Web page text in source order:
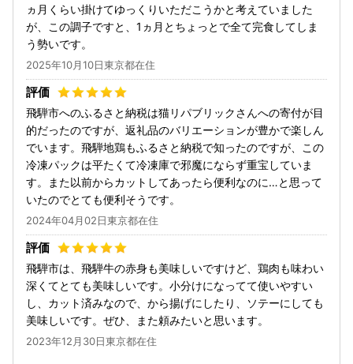
ヵ月くらい掛けてゆっくりいただこうかと考えていました
が、この調子ですと、1ヵ月とちょっとで全て完食してしま
う勢いです。
2025年10月10日東京都在住
飛騨市へのふるさと納税は猫リパブリックさんへの寄付が目
的だったのですが、返礼品のバリエーションが豊かで楽しん
でいます。飛騨地鶏もふるさと納税で知ったのですが、この
冷凍パックは平たくて冷凍庫で邪魔にならず重宝していま
す。また以前からカットしてあったら便利なのに…と思って
いたのでとても便利そうです。
2024年04月02日東京都在住
飛騨市は、飛騨牛の赤身も美味しいですけど、鶏肉も味わい
深くてとても美味しいです。小分けになってて使いやすい
し、カット済みなので、から揚げにしたり、ソテーにしても
美味しいです。ぜひ、また頼みたいと思います。
2023年12月30日東京都在住